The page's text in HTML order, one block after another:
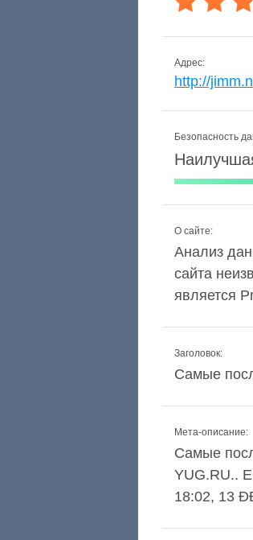
Адрес:
http://
Безопасность
О сайте:
Анализ
сайта
является
Заголовок:
Самые
Мета-описание:
Самые
YUG.RU..
18:02, 13